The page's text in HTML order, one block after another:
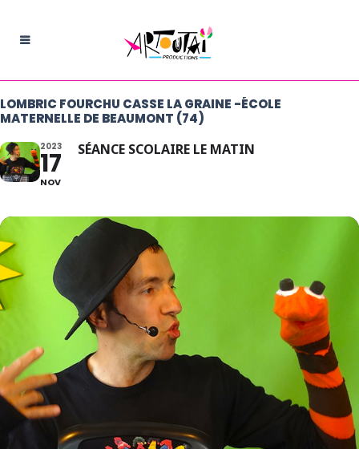
LOMBRIC FOURCHU CASSE LA GRAINE -ÉCOLE
MATERNELLE DE BEAUMONT (74)
2023
17
NOV
SÉANCE SCOLAIRE LE MATIN